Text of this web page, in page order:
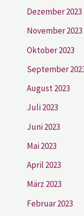
Dezember 2023
November 2023
Oktober 2023
September
August 2023
Juli 2023
Juni 2023
Mai 2023
April 2023
März 2023
Februar 2023